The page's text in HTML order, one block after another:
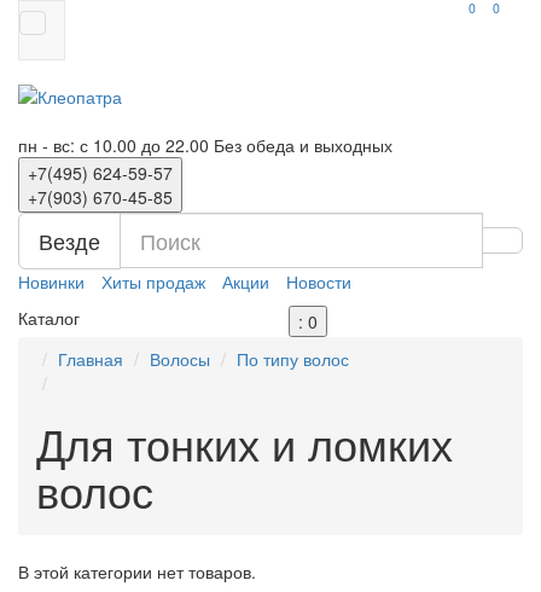
0 0
пн - вс: с 10.00 до 22.00 Без обеда и выходных
+7(495) 624-59-57
+7(903) 670-45-85
Везде
Новинки Хиты продаж Акции
Новости
Каталог
: 0
Главная
Волосы По типу волос
Для тонких и ломких
волос
В этой категории нет товаров.